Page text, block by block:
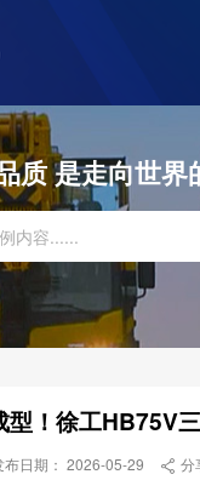
质 是走向世界
型！徐工HB75V
布日期： 2026-05-29  分